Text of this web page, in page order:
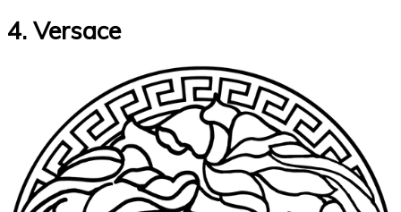
4. Versace